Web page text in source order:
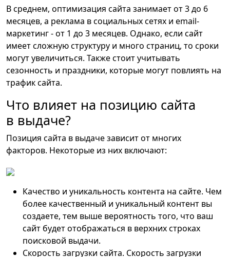
В среднем, оптимизация сайта занимает от 3 до 6
месяцев, а реклама в социальных сетях и email-
маркетинг - от 1 до 3 месяцев. Однако, если сайт
имеет сложную структуру и много страниц, то сроки
могут увеличиться. Также стоит учитывать
сезонность и праздники, которые могут повлиять на
трафик сайта.
Что влияет на позицию сайта
в выдаче?
Позиция сайта в выдаче зависит от многих
факторов. Некоторые из них включают:
Качество и уникальность контента на сайте. Чем
более качественный и уникальный контент вы
создаете, тем выше вероятность того, что ваш
сайт будет отображаться в верхних строках
поисковой выдачи.
Скорость загрузки сайта. Скорость загрузки